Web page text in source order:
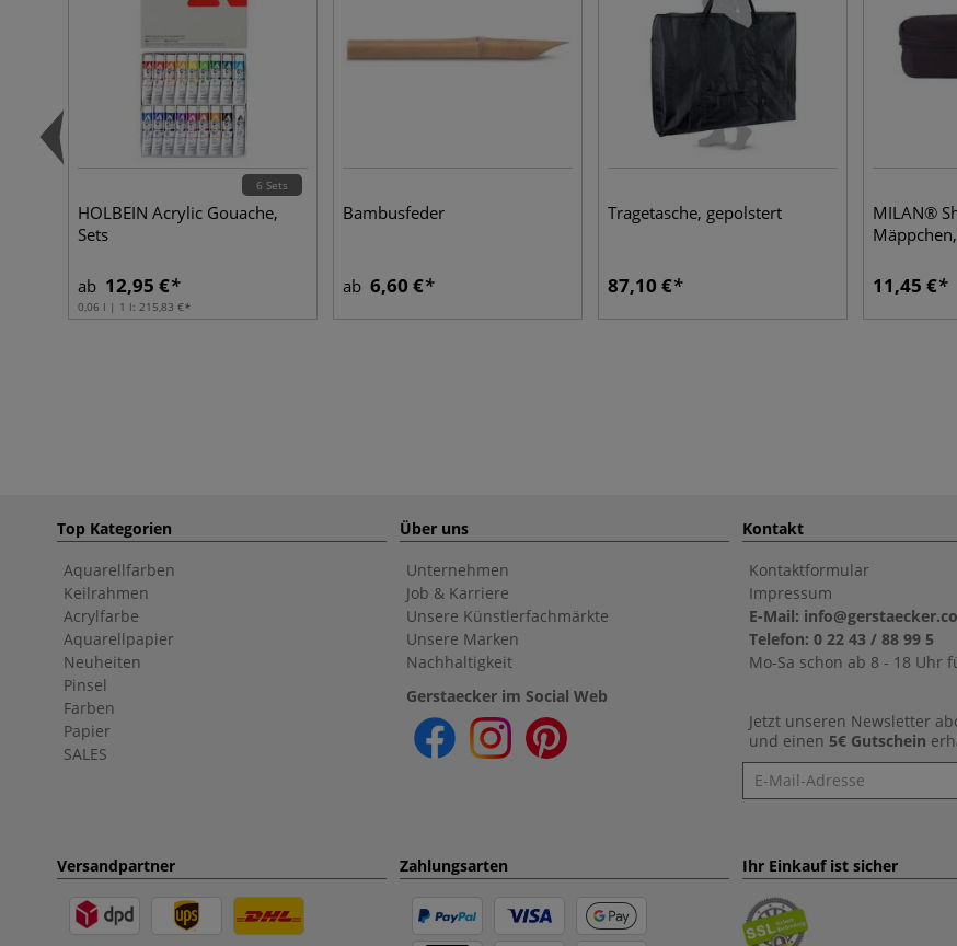
6 Sets
HOLBEIN Acrylic Gouache,
Sets
ab 12,95 €
0,06 l | 1 l: 215,83 €
Bambusfeder
ab 6,60 €
Tragetasche, gepolstert
87,10 €
MILAN®
11,45 €
Top Kategorien
Aquarellfarben
Keilrahmen
Acrylfarbe
Aquarellpapier
Neuheiten
Pinsel
Farben
Papier
SALES
Über uns
Unternehmen
Job & Karriere
Unsere Künstlerfachmärkte
Unsere Marken
Nachhaltigkeit
Gerstaecker im Social Web
Kontakt
Kontaktformular
Impressum
E-Mail:
Telefon: 0 22 43 / 88 99 5
Mo-Sa schon ab 8 - 18 Uhr
Jetzt unseren Newsletter
und einen 5€ Gutschein
Newsletter
Versandpartner Zahlungsarten Ihr Einkauf ist sicher